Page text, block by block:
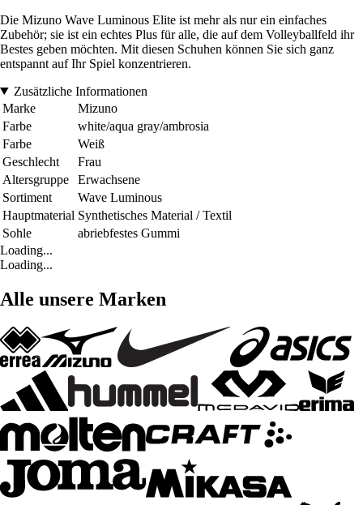
Die Mizuno Wave Luminous Elite ist mehr als nur ein einfaches
Zubehör; sie ist ein echtes Plus für alle, die auf dem Volleyballfeld ihr
Bestes geben möchten. Mit diesen Schuhen können Sie sich ganz
entspannt auf Ihr Spiel konzentrieren.
Zusätzliche Informationen
Marke
Mizuno
Farbe
white/aqua gray/ambrosia
Farbe
Weiß
Geschlecht
Frau
Altersgruppe
Erwachsene
Sortiment
Wave Luminous
Hauptmaterial Synthetisches Material / Textil
Sohle
abriebfestes Gummi
Loading...
Loading...
Alle unsere Marken